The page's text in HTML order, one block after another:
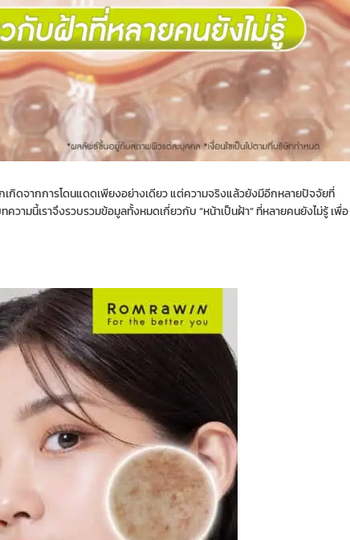
เกิดจากการโดนแดดเพียงอย่างเดียว แต่ความจริงแล้วยังมีอีกหลายปัจจัยที่
วามนี้เราจึงรวบรวมข้อมูลทั้งหมดเกี่ยวกับ “หน้าเป็นฝ้า” ที่หลายคนยังไม่รู้ เพื่อ